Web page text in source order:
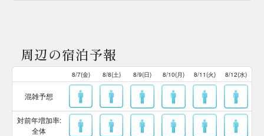
周辺の宿泊予報
8/7(金) 8/8(土) 8/9(日) 8/10(月) 8/11(火) 8/12(水)
混雑予想
対前年増加率:
全体